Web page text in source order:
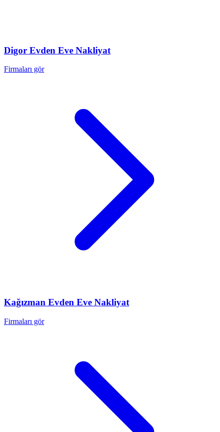
Digor Evden Eve Nakliyat
Firmaları gör
Kağızman Evden Eve Nakliyat
Firmaları gör